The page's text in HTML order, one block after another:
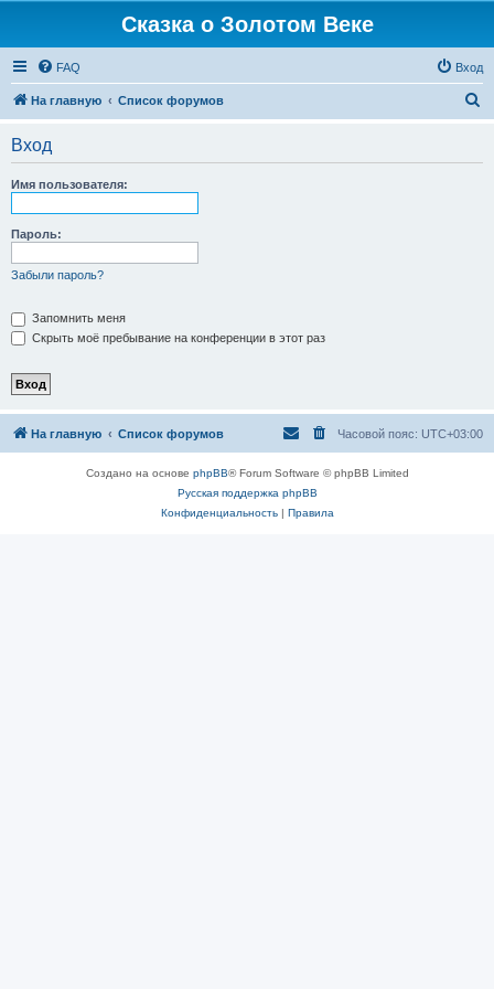
Сказка о Золотом Веке
FAQ Вход
На главную Список форумов
Вход
Имя пользователя:
Пароль:
Забыли пароль?
Запомнить меня
Скрыть моё пребывание на конференции в этот раз
На главную Список форумов Часовой пояс: UTC+03:00
Создано на основе phpBB® Forum Software © phpBB Limited
Русская поддержка phpBB
Конфиденциальность| Правила